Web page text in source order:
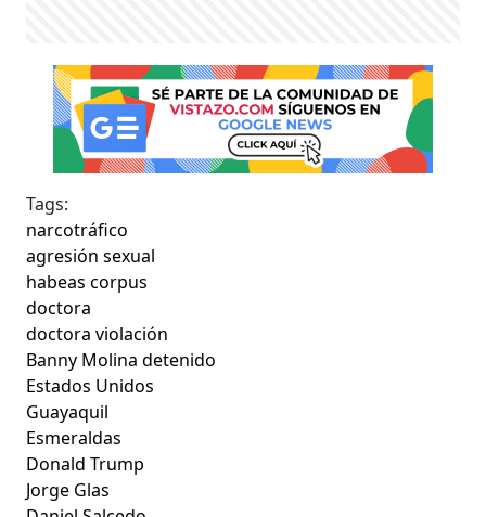
Tags:
narcotráfico
agresión sexual
habeas corpus
doctora
doctora violación
Banny Molina detenido
Estados Unidos
Guayaquil
Esmeraldas
Donald Trump
Jorge Glas